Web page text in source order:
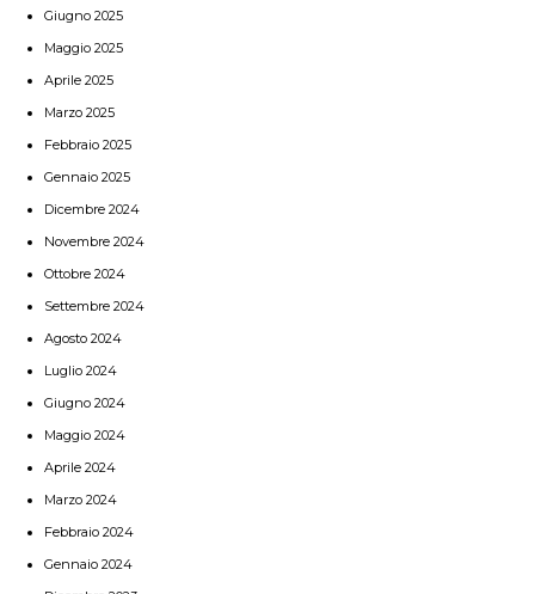
Giugno 2025
Maggio 2025
Aprile 2025
Marzo 2025
Febbraio 2025
Gennaio 2025
Dicembre 2024
Novembre 2024
Ottobre 2024
Settembre 2024
Agosto 2024
Luglio 2024
Giugno 2024
Maggio 2024
Aprile 2024
Marzo 2024
Febbraio 2024
Gennaio 2024